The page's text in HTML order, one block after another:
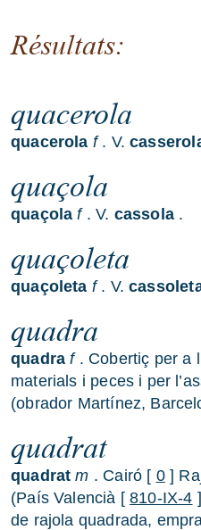
Résultats:
quacerola
quacerola f. V.
quaçola
quaçola f. V. cassola .
quaçoleta
quaçoleta f. V.
quadra
quadra f. Cobertiç per a
materials i peces i per
(obrador Martínez,
quadrat
quadrat m . Cairó [ 0]
(País Valencià [810-IX-4
de rajola quadrada,